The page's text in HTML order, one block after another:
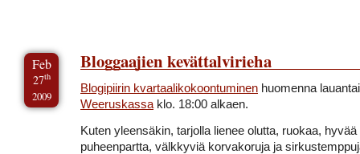
Feb
27th
2009
Bloggaajien kevättalvirieha
Blogipiirin kvartaalikokoontuminen huomenna
Weeruskassa klo. 18:00 alkaen.
Kuten yleensäkin, tarjolla lienee olutta, ruokaa,
puheenpartta, välkkyviä korvakoruja ja